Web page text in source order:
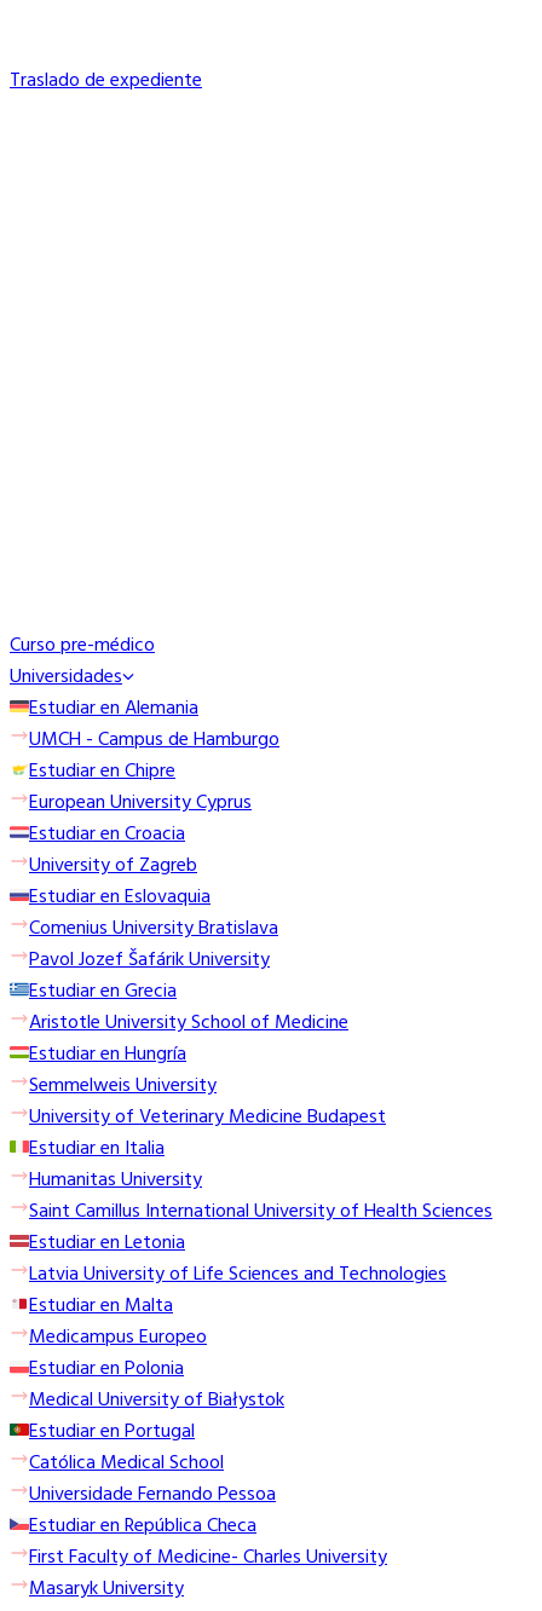
Traslado de expediente
Curso pre-médico
Universidades
Estudiar en Alemania
UMCH - Campus de Hamburgo
Estudiar en Chipre
European University Cyprus
Estudiar en Croacia
University of Zagreb
Estudiar en Eslovaquia
Comenius University Bratislava
Pavol Jozef Šafárik University
Estudiar en Grecia
Aristotle University School of Medicine
Estudiar en Hungría
Semmelweis University
University of Veterinary Medicine Budapest
Estudiar en Italia
Humanitas University
Saint Camillus International University of Health Sciences
Estudiar en Letonia
Latvia University of Life Sciences and Technologies
Estudiar en Malta
Medicampus Europeo
Estudiar en Polonia
Medical University of Białystok
Estudiar en Portugal
Católica Medical School
Universidade Fernando Pessoa
Estudiar en República Checa
First Faculty of Medicine- Charles University
Masaryk University